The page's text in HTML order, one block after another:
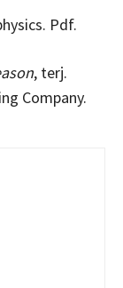
Pdf.
, terj.
Company.